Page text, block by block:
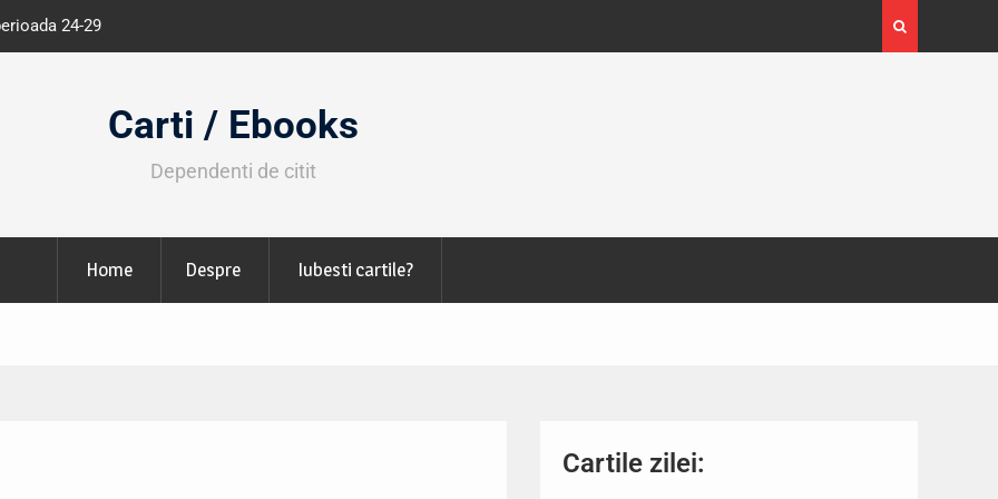
Expoziția Brâncuși de la Timișoara a atras peste
130.000 de vizitatori
Carti / Ebooks
Dependenti de citit
Home Despre Iubesti cartile?
Cartile zilei: